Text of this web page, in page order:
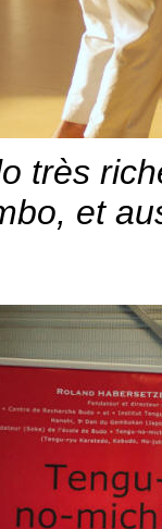
très
et